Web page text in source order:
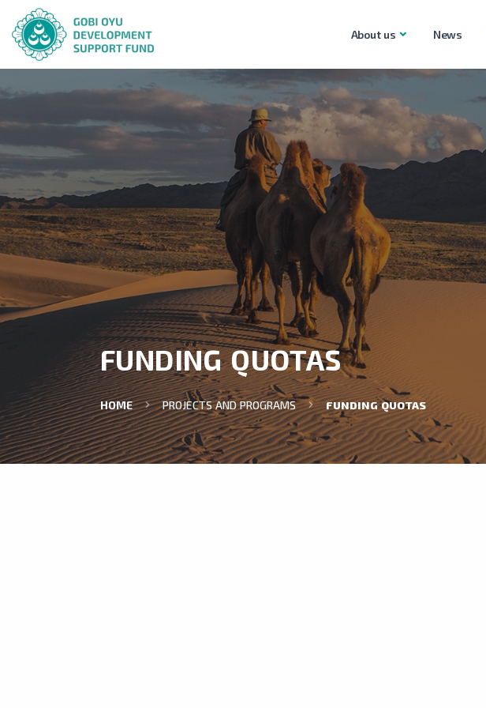
About us News
FUNDING QUOTAS
HOME PROJECTS AND PROGRAMS FUNDING QUOTAS